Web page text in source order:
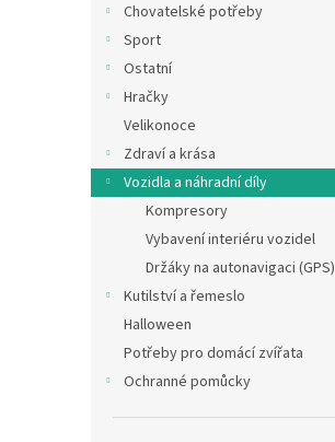
Chovatelské potřeby
Sport
Ostatní
Hračky
Velikonoce
Zdraví a krása
Vozidla a náhradní díly
Kompresory
Vybavení interiéru vozidel
Držáky na autonavigaci (GPS)
Kutilství a řemeslo
Halloween
Potřeby pro domácí zvířata
Ochranné pomůcky